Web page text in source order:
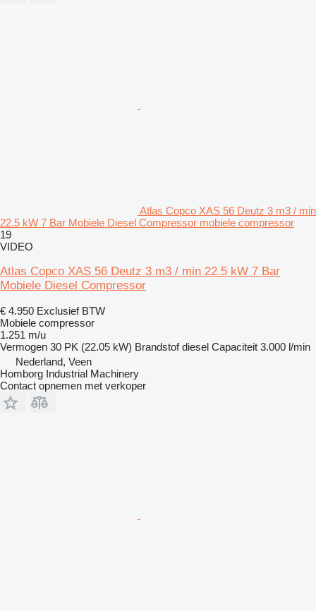
Atlas Copco XAS 56 Deutz 3 m3 / min
22.5 kW 7 Bar Mobiele Diesel Compressor mobiele compressor
19
VIDEO
Atlas Copco XAS 56 Deutz 3 m3 / min 22.5 kW 7 Bar
Mobiele Diesel Compressor
€ 4.950 Exclusief BTW
Mobiele compressor
1.251 m/u
Vermogen 30 PK (22.05 kW) Brandstof diesel Capaciteit 3.000 l/min
Nederland, Veen
Homborg Industrial Machinery
Contact opnemen met verkoper